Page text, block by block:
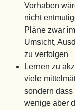
Vorhaben
nicht
Pläne zwar
Umsicht,
zu verfolgen
Lernen zu
viele
sondern
wenige aber